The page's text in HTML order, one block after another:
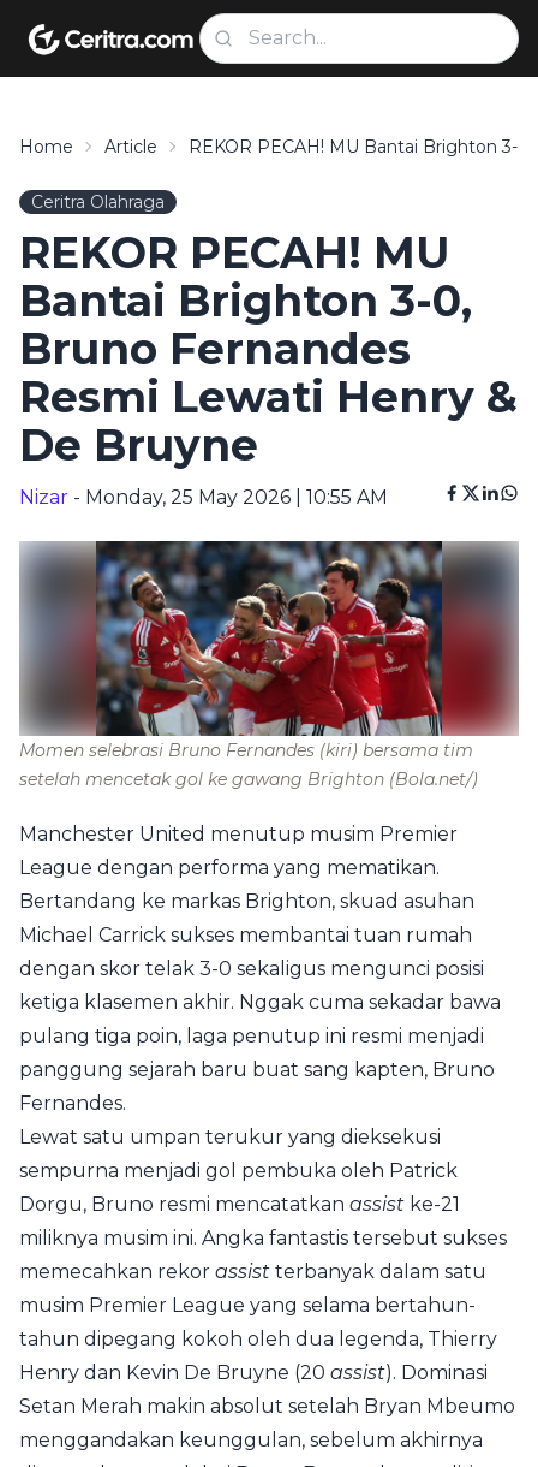
Home Article REKOR PECAH! MU Bantai Brighton 3-
Ceritra Olahraga
REKOR PECAH! MU
Bantai Brighton 3-0,
Bruno Fernandes
Resmi Lewati Henry &
De Bruyne
Nizar - Monday, 25 May 2026 | 10:55 AM
Momen selebrasi Bruno Fernandes (kiri) bersama tim
setelah mencetak gol ke gawang Brighton (Bola.net/)
Manchester United menutup musim Premier
League dengan performa yang mematikan.
Bertandang ke markas Brighton, skuad asuhan
Michael Carrick sukses membantai tuan rumah
dengan skor telak 3-0 sekaligus mengunci posisi
ketiga klasemen akhir. Nggak cuma sekadar bawa
pulang tiga poin, laga penutup ini resmi menjadi
panggung sejarah baru buat sang kapten, Bruno
Fernandes.
Lewat satu umpan terukur yang dieksekusi
sempurna menjadi gol pembuka oleh Patrick
Dorgu, Bruno resmi mencatatkan assist ke-21
miliknya musim ini. Angka fantastis tersebut sukses
memecahkan rekor assist terbanyak dalam satu
musim Premier League yang selama bertahun-
tahun dipegang kokoh oleh dua legenda, Thierry
Henry dan Kevin De Bruyne (20 assist). Dominasi
Setan Merah makin absolut setelah Bryan Mbeumo
menggandakan keunggulan, sebelum akhirnya